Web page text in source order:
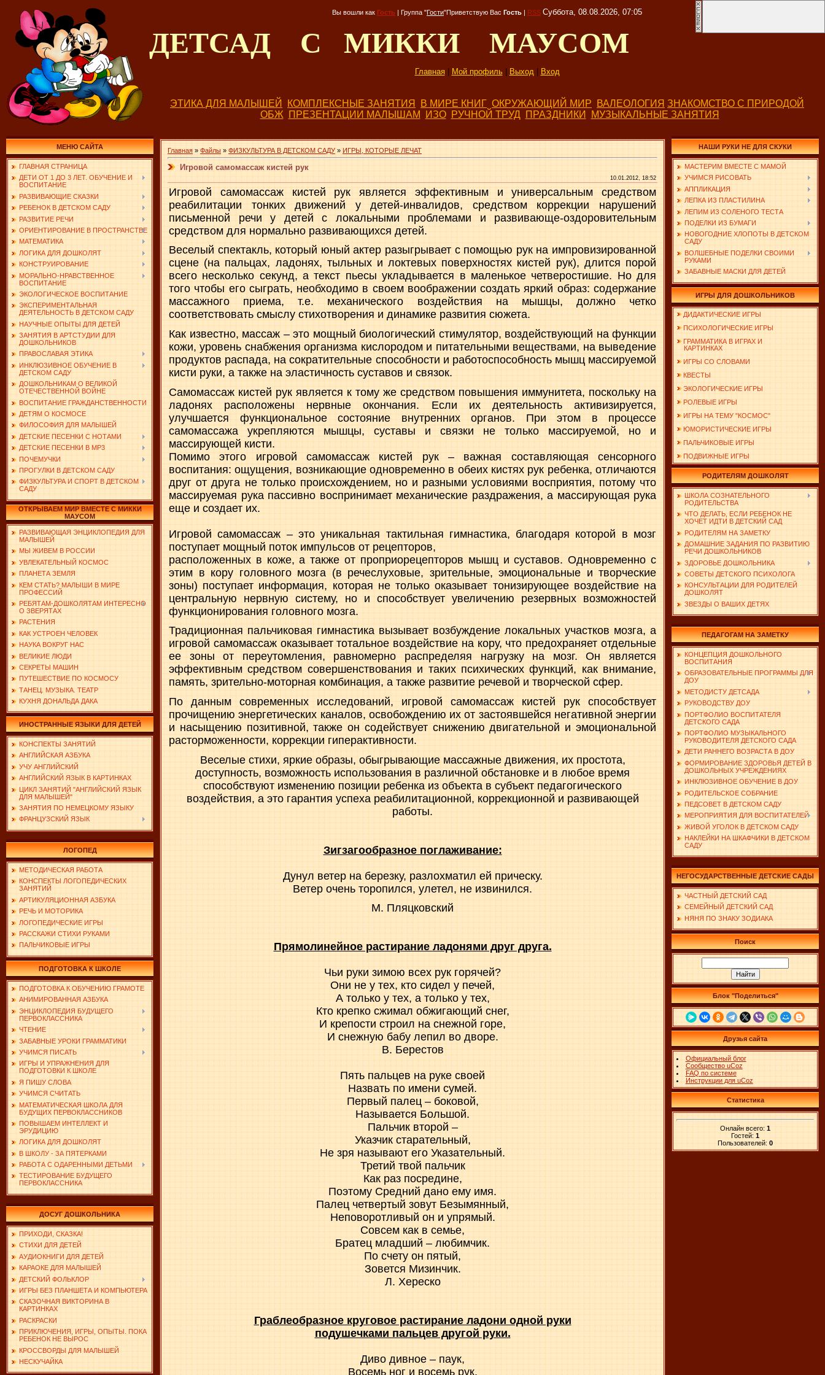
Вы вошли как Гость | Группа "Гости"Приветствую Вас Гость | RSS Суббота, 08.08.2026, 07:05
ДЕТСАД С МИККИ МАУСОМ
Главная| Мой профиль| Выход| Вход
ЭТИКА ДЛЯ МАЛЫШЕЙ КОМПЛЕКСНЫЕ ЗАНЯТИЯ В МИРЕ КНИГ ОКРУЖАЮЩИЙ МИР ВАЛЕОЛОГИЯ ЗНАКОМСТВО С ПРИРОДОЙ
ОБЖ
ПРЕЗЕНТАЦИИ МАЛЫШАМ ИЗО РУЧНОЙ ТРУД ПРАЗДНИКИ МУЗЫКАЛЬНЫЕ ЗАНЯТИЯ
МЕНЮ САЙТА
ГЛАВНАЯ СТРАНИЦА
ДЕТИ ОТ 1 ДО 3 ЛЕТ. ОБУЧЕНИЕ И
ВОСПИТАНИЕ
РАЗВИВАЮЩИЕ СКАЗКИ
РЕБЕНОК В ДЕТСКОМ САДУ
РАЗВИТИЕ РЕЧИ
ОРИЕНТИРОВАНИЕ В ПРОСТРАНСТВЕ
МАТЕМАТИКА
ЛОГИКА ДЛЯ ДОШКОЛЯТ
КОНСТРУИРОВАНИЕ
МОРАЛЬНО-НРАВСТВЕННОЕ
ВОСПИТАНИЕ
ЭКОЛОГИЧЕСКОЕ ВОСПИТАНИЕ
ЭКСПЕРИМЕНТАЛЬНАЯ
ДЕЯТЕЛЬНОСТЬ В ДЕТСКОМ САДУ
НАУЧНЫЕ ОПЫТЫ ДЛЯ ДЕТЕЙ
ЗАНЯТИЯ В АРТСТУДИИ ДЛЯ
ДОШКОЛЬНИКОВ
ПРАВОСЛАВАЯ ЭТИКА
ИНКЛЮЗИВНОЕ ОБУЧЕНИЕ В
ДЕТСКОМ САДУ
ДОШКОЛЬНИКАМ О ВЕЛИКОЙ
ОТЕЧЕСТВЕННОЙ ВОЙНЕ
ВОСПИТАНИЕ ГРАЖДАНСТВЕННОСТИ
ДЕТЯМ О КОСМОСЕ
ФИЛОСОФИЯ ДЛЯ МАЛЫШЕЙ
ДЕТСКИЕ ПЕСЕНКИ С НОТАМИ
ДЕТСКИЕ ПЕСЕНКИ В MP3
ПОЧЕМУЧКИ
ПРОГУЛКИ В ДЕТСКОМ САДУ
ФИЗКУЛЬТУРА И СПОРТ В ДЕТСКОМ
САДУ
ОТКРЫВАЕМ МИР ВМЕСТЕ С МИККИ
МАУСОМ
РАЗВИВАЮЩАЯ ЭНЦИКЛОПЕДИЯ ДЛЯ
МАЛЫШЕЙ
МЫ ЖИВЕМ В РОССИИ
УВЛЕКАТЕЛЬНЫЙ КОСМОС
ПЛАНЕТА ЗЕМЛЯ
КЕМ СТАТЬ? МАЛЫШИ В МИРЕ
ПРОФЕССИЙ
РЕБЯТАМ-ДОШКОЛЯТАМ ИНТЕРЕСНО
О ЗВЕРЯТАХ
РАСТЕНИЯ
КАК УСТРОЕН ЧЕЛОВЕК
НАУКА ВОКРУГ НАС
ВЕЛИКИЕ ЛЮДИ
СЕКРЕТЫ МАШИН
ПУТЕШЕСТВИЕ ПО КОСМОСУ
ТАНЕЦ. МУЗЫКА. ТЕАТР
КУХНЯ ДОНАЛЬДА ДАКА
ИНОСТРАННЫЕ ЯЗЫКИ ДЛЯ ДЕТЕЙ
КОНСПЕКТЫ ЗАНЯТИЙ
АНГЛИЙСКАЯ АЗБУКА
УЧУ АНГЛИЙСКИЙ
АНГЛИЙСКИЙ ЯЗЫК В КАРТИНКАХ
ЦИКЛ ЗАНЯТИЙ "АНГЛИЙСКИЙ ЯЗЫК
ДЛЯ МАЛЫШЕЙ"
ЗАНЯТИЯ ПО НЕМЕЦКОМУ ЯЗЫКУ
ФРАНЦУЗСКИЙ ЯЗЫК
ЛОГОПЕД
МЕТОДИЧЕСКАЯ РАБОТА
КОНСПЕКТЫ ЛОГОПЕДИЧЕСКИХ
ЗАНЯТИЙ
АРТИКУЛЯЦИОННАЯ АЗБУКА
РЕЧЬ И МОТОРИКА
ЛОГОПЕДИЧЕСКИЕ ИГРЫ
РАССКАЖИ СТИХИ РУКАМИ
ПАЛЬЧИКОВЫЕ ИГРЫ
ПОДГОТОВКА К ШКОЛЕ
ПОДГОТОВКА К ОБУЧЕНИЮ ГРАМОТЕ
АНИМИРОВАННАЯ АЗБУКА
ЭНЦИКЛОПЕДИЯ БУДУЩЕГО
ПЕРВОКЛАССНИКА
ЧТЕНИЕ
ЗАБАВНЫЕ УРОКИ ГРАММАТИКИ
УЧИМСЯ ПИСАТЬ
ИГРЫ И УПРАЖНЕНИЯ ДЛЯ
ПОДГОТОВКИ К ШКОЛЕ
Я ПИШУ СЛОВА
УЧИМСЯ СЧИТАТЬ
МАТЕМАТИЧЕСКАЯ ШКОЛА ДЛЯ
БУДУЩИХ ПЕРВОКЛАССНИКОВ
ПОВЫШАЕМ ИНТЕЛЛЕКТ И
ЭРУДИЦИЮ
ЛОГИКА ДЛЯ ДОШКОЛЯТ
В ШКОЛУ - ЗА ПЯТЕРКАМИ
РАБОТА С ОДАРЕННЫМИ ДЕТЬМИ
ТЕСТИРОВАНИЕ БУДУЩЕГО
ПЕРВОКЛАССНИКА
ДОСУГ ДОШКОЛЬНИКА
ПРИХОДИ, СКАЗКА!
СТИХИ ДЛЯ ДЕТЕЙ
АУДИОКНИГИ ДЛЯ ДЕТЕЙ
КАРАОКЕ ДЛЯ МАЛЫШЕЙ
ДЕТСКИЙ ФОЛЬКЛОР
ИГРЫ БЕЗ ПЛАНШЕТА И КОМПЬЮТЕРА
СКАЗОЧНАЯ ВИКТОРИНА В
КАРТИНКАХ
РАСКРАСКИ
ПРИКЛЮЧЕНИЯ, ИГРЫ, ОПЫТЫ. ПОКА
РЕБЕНОК НЕ ВЫРОС
КРОССВОРДЫ ДЛЯ МАЛЫШЕЙ
НЕСКУЧАЙКА
Главная » Файлы » ФИЗКУЛЬТУРА В ДЕТСКОМ САДУ » ИГРЫ, КОТОРЫЕ ЛЕЧАТ
Игровой самомассаж кистей рук
10.01.2012, 18:52
Игровой самомассаж кистей рук является эффективным и универсальным средством
реабилитации тонких движений у детей-инвалидов, средством коррекции нарушений
письменной речи у детей с локальными проблемами и развивающе-оздоровительным
средством для нормально развивающихся детей.
Веселый спектакль, который юный актер разыгрывает с помощью рук на импровизированной
сцене (на пальцах, ладонях, тыльных и локтевых поверхностях кистей рук), длится порой
всего несколько секунд, а текст пьесы укладывается в маленькое четверостишие. Но для
того чтобы его сыграть, необходимо в своем воображении создать яркий образ: содержание
массажного приема, т.е. механического воздействия на мышцы, должно четко
соответствовать смыслу стихотворения и динамике развития сюжета.
Как известно, массаж – это мощный биологический стимулятор, воздействующий на функции
кожи, уровень снабжения организма кислородом и питательными веществами, на выведение
продуктов распада, на сократительные способности и работоспособность мышц массируемой
кисти руки, а также на эластичность суставов и связок.
Самомассаж кистей рук является к тому же средством повышения иммунитета, поскольку на
ладонях расположены нервные окончания. Если их деятельность активизируется,
улучшается функциональное состояние внутренних органов. При этом в процессе
самомассажа укрепляются мышцы, суставы и связки не только массируемой, но и
массирующей кисти.
Помимо этого игровой самомассаж кистей рук – важная составляющая сенсорного
воспитания: ощущения, возникающие одновременно в обеих кистях рук ребенка, отличаются
друг от друга не только происхождением, но и разными условиями восприятия, потому что
массируемая рука пассивно воспринимает механические раздражения, а массирующая рука
еще и создает их.
Игровой самомассаж – это уникальная тактильная гимнастика, благодаря которой в мозг
поступает мощный поток импульсов от рецепторов,
расположенных в коже, а также от проприорецепторов мышц и суставов. Одновременно с
этим в кору головного мозга (в речеслуховые, зрительные, эмоциональные и творческие
зоны) поступает информация, которая не только оказывает тонизирующее воздействие на
центральную нервную систему, но и способствует увеличению резервных возможностей
функционирования головного мозга.
Традиционная пальчиковая гимнастика вызывает возбуждение локальных участков мозга, а
игровой самомассаж оказывает тотальное воздействие на кору, что предохраняет отдельные
ее зоны от переутомления, равномерно распределяя нагрузку на мозг. Он является
эффективным средством совершенствования и таких психических функций, как внимание,
память, зрительно-моторная комбинация, а также развитие речевой и творческой сфер.
По данным современных исследований, игровой самомассаж кистей рук способствует
прочищению энергетических каналов, освобождению их от застоявшейся негативной энергии
и насыщению позитивной, также он содействует снижению двигательной и эмоциональной
расторможенности, коррекции гиперактивности.
Веселые стихи, яркие образы, обыгрывающие массажные движения, их простота,
доступность, возможность использования в различной обстановке и в любое время
способствуют изменению позиции ребенка из объекта в субъект педагогического
воздействия, а это гарантия успеха реабилитационной, коррекционной и развивающей
работы.
Зигзагообразное поглаживание:
Дунул ветер на березку, разлохматил ей прическу.
Ветер очень торопился, улетел, не извинился.
М. Пляцковский
Прямолинейное растирание ладонями друг друга.
Чьи руки зимою всех рук горячей?
Они не у тех, кто сидел у печей,
А только у тех, а только у тех,
Кто крепко сжимал обжигающий снег,
И крепости строил на снежной горе,
И снежную бабу лепил во дворе.
В. Берестов
Пять пальцев на руке своей
Назвать по имени сумей.
Первый палец – боковой,
Называется Большой.
Пальчик второй –
Указчик старательный,
Не зря называют его Указательный.
Третий твой пальчик
Как раз посредине,
Поэтому Средний дано ему имя.
Палец четвертый зовут Безымянный,
Неповоротливый он и упрямый.
Совсем как в семье,
Братец младший – любимчик.
По счету он пятый,
Зовется Мизинчик.
Л. Хереско
Граблеобразное круговое растирание ладони одной руки
подушечками пальцев другой руки.
Диво дивное – паук,
Восемь ног и восемь рук.
НАШИ РУКИ НЕ ДЛЯ СКУКИ
МАСТЕРИМ ВМЕСТЕ С МАМОЙ
УЧИМСЯ РИСОВАТЬ
АППЛИКАЦИЯ
ЛЕПКА ИЗ ПЛАСТИЛИНА
ЛЕПИМ ИЗ СОЛЕНОГО ТЕСТА
ПОДЕЛКИ ИЗ БУМАГИ
НОВОГОДНИЕ ХЛОПОТЫ В ДЕТСКОМ
САДУ
ВОЛШЕБНЫЕ ПОДЕЛКИ СВОИМИ
РУКАМИ
ЗАБАВНЫЕ МАСКИ ДЛЯ ДЕТЕЙ
ИГРЫ ДЛЯ ДОШКОЛЬНИКОВ
ДИДАКТИЧЕСКИЕ ИГРЫ
ПСИХОЛОГИЧЕСКИЕ ИГРЫ
ГРАММАТИКА В ИГРАХ И
КАРТИНКАХ
ИГРЫ СО СЛОВАМИ
КВЕСТЫ
ЭКОЛОГИЧЕСКИЕ ИГРЫ
РОЛЕВЫЕ ИГРЫ
ИГРЫ НА ТЕМУ "КОСМОС"
ЮМОРИСТИЧЕСКИЕ ИГРЫ
ПАЛЬЧИКОВЫЕ ИГРЫ
ПОДВИЖНЫЕ ИГРЫ
РОДИТЕЛЯМ ДОШКОЛЯТ
ШКОЛА СОЗНАТЕЛЬНОГО
РОДИТЕЛЬСТВА
ЧТО ДЕЛАТЬ, ЕСЛИ РЕБЕНОК НЕ
ХОЧЕТ ИДТИ В ДЕТСКИЙ САД
РОДИТЕЛЯМ НА ЗАМЕТКУ
ДОМАШНИЕ ЗАДАНИЯ ПО РАЗВИТИЮ
РЕЧИ ДОШКОЛЬНИКОВ
ЗДОРОВЬЕ ДОШКОЛЬНИКА
СОВЕТЫ ДЕТСКОГО ПСИХОЛОГА
КОНСУЛЬТАЦИИ ДЛЯ РОДИТЕЛЕЙ
ДОШКОЛЯТ
ЗВЕЗДЫ О ВАШИХ ДЕТЯХ
ПЕДАГОГАМ НА ЗАМЕТКУ
КОНЦЕПЦИЯ ДОШКОЛЬНОГО
ВОСПИТАНИЯ
ОБРАЗОВАТЕЛЬНЫЕ ПРОГРАММЫ ДЛЯ
ДОУ
МЕТОДИСТУ ДЕТСАДА
РУКОВОДСТВУ ДОУ
ПОРТФОЛИО ВОСПИТАТЕЛЯ
ДЕТСКОГО САДА
ПОРТФОЛИО МУЗЫКАЛЬНОГО
РУКОВОДИТЕЛЯ ДЕТСКОГО САДА
ДЕТИ РАННЕГО ВОЗРАСТА В ДОУ
ФОРМИРОВАНИЕ ЗДОРОВЬЯ ДЕТЕЙ В
ДОШКОЛЬНЫХ УЧРЕЖДЕНИЯХ
ИНКЛЮЗИВНОЕ ОБУЧЕНИЕ В ДОУ
РОДИТЕЛЬСКОЕ СОБРАНИЕ
ПЕДСОВЕТ В ДЕТСКОМ САДУ
МЕРОПРИЯТИЯ ДЛЯ ВОСПИТАТЕЛЕЙ
ЖИВОЙ УГОЛОК В ДЕТСКОМ САДУ
НАКЛЕЙКИ НА ШКАФЧИКИ В ДЕТСКОМ
САДУ
НЕГОСУДАРСТВЕННЫЕ ДЕТСКИЕ САДЫ
ЧАСТНЫЙ ДЕТСКИЙ САД
СЕМЕЙНЫЙ ДЕТСКИЙ САД
НЯНЯ ПО ЗНАКУ ЗОДИАКА
Поиск
Блок "Поделиться"
Друзья сайта
Официальный блог
Сообщество uCoz
FAQ по системе
Инструкции для uCoz
Статистика
Онлайн всего: 1
Гостей: 1
Пользователей: 0